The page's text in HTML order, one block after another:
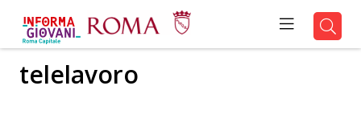
telelavoro